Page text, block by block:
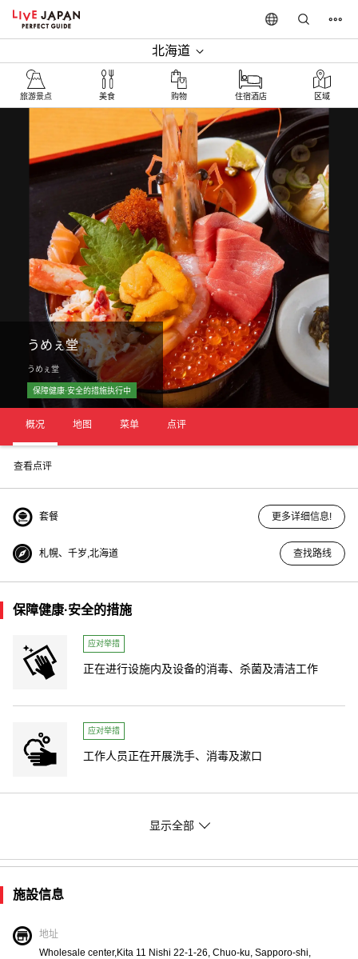
北海道
旅游景点 美食 购物 住宿酒店 区域
うめぇ堂
うめぇ堂
保障健康·安全的措施执行中
概况 地图 菜单 点评
查看点评
套餐 更多详细信息!
札幌、千岁,北海道 查找路线
保障健康·安全的措施
应对举措
正在进行设施内及设备的消毒、杀菌及清洁工作
应对举措
工作人员正在开展洗手、消毒及漱口
显示全部
施設信息
地址
Wholesale center,Kita 11 Nishi 22-1-26, Chuo-ku, Sapporo-shi,